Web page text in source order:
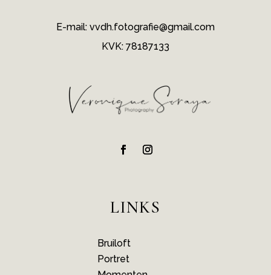
E-mail: vvdh.fotografie@gmail.com
KVK: 78187133
LINKS
Bruiloft
Portret